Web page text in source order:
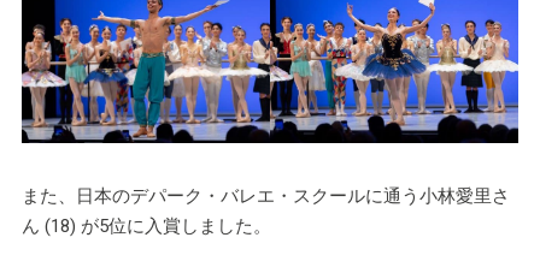
また、日本のデパーク・バレエ・スクールに通う小林愛里さ
ん (18) が5位に入賞しました。